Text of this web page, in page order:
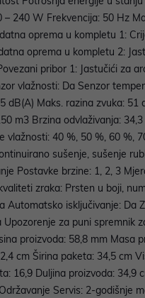
– 240 W Frekvencija: 50 Hz
oprema u kompletu 1:
oprema u kompletu 2:
pribor 1: Jastučići za
vlažnosti: Da Senzor
dB(A) Maks. razina zvuka: 51
m3 Brzina odvlaživanja:
vlažnosti: 40 %, 50 %, 60 %,
sušenje, sušenje
Postavke brzine: 1, 2, 3
zraka: Prsten u boji,
Automatsko isključivanje: Da
Upozorenje za puni spremnik
proizvoda: 58,8 mm Masa
cm Širina paketa: 34,5 cm
16,9 Duljina proizvoda: 34,9
Servis: 2-godišnje